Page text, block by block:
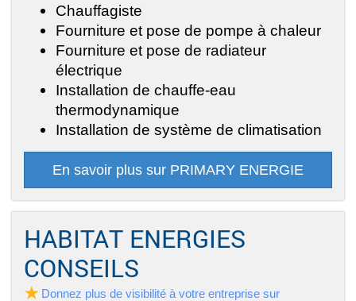
Chauffagiste
Fourniture et pose de pompe à chaleur
Fourniture et pose de radiateur
électrique
Installation de chauffe-eau
thermodynamique
Installation de système de climatisation
En savoir plus sur PRIMARY ENERGIE
HABITAT ENERGIES
CONSEILS
Donnez plus de visibilité à votre entreprise sur